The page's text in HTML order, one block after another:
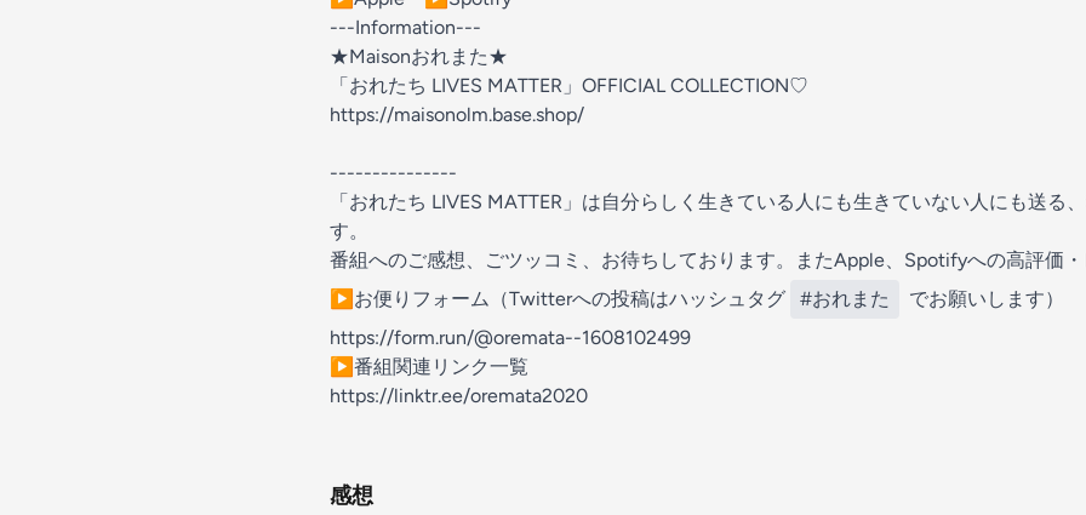
---Information---
⁠⁠⁠⁠⁠⁠⁠★Maisonおれまた★⁠⁠⁠⁠⁠⁠⁠
⁠⁠⁠⁠⁠⁠⁠「おれたち LIVES MATTER」OFFICIAL COLLECTION♡⁠⁠⁠⁠⁠⁠⁠
https://maisonolm.base.shop/
---------------
「おれたち LIVES MATTER」は自分らしく生きている人にも生きていない人にも送る
す。
番組へのご感想、ごツッコミ、お待ちしております。またApple、Spotifyへの高評価・
⁠⁠⁠⁠⁠⁠⁠▶お便りフォーム⁠⁠⁠⁠⁠⁠⁠ （Twitterへの投稿はハッシュタグ #おれまた
でお願いします）
https://form.run/@oremata--1608102499
⁠⁠⁠⁠⁠⁠⁠▶番組関連リンク一覧⁠⁠⁠⁠⁠⁠⁠
https://linktr.ee/oremata2020
感想